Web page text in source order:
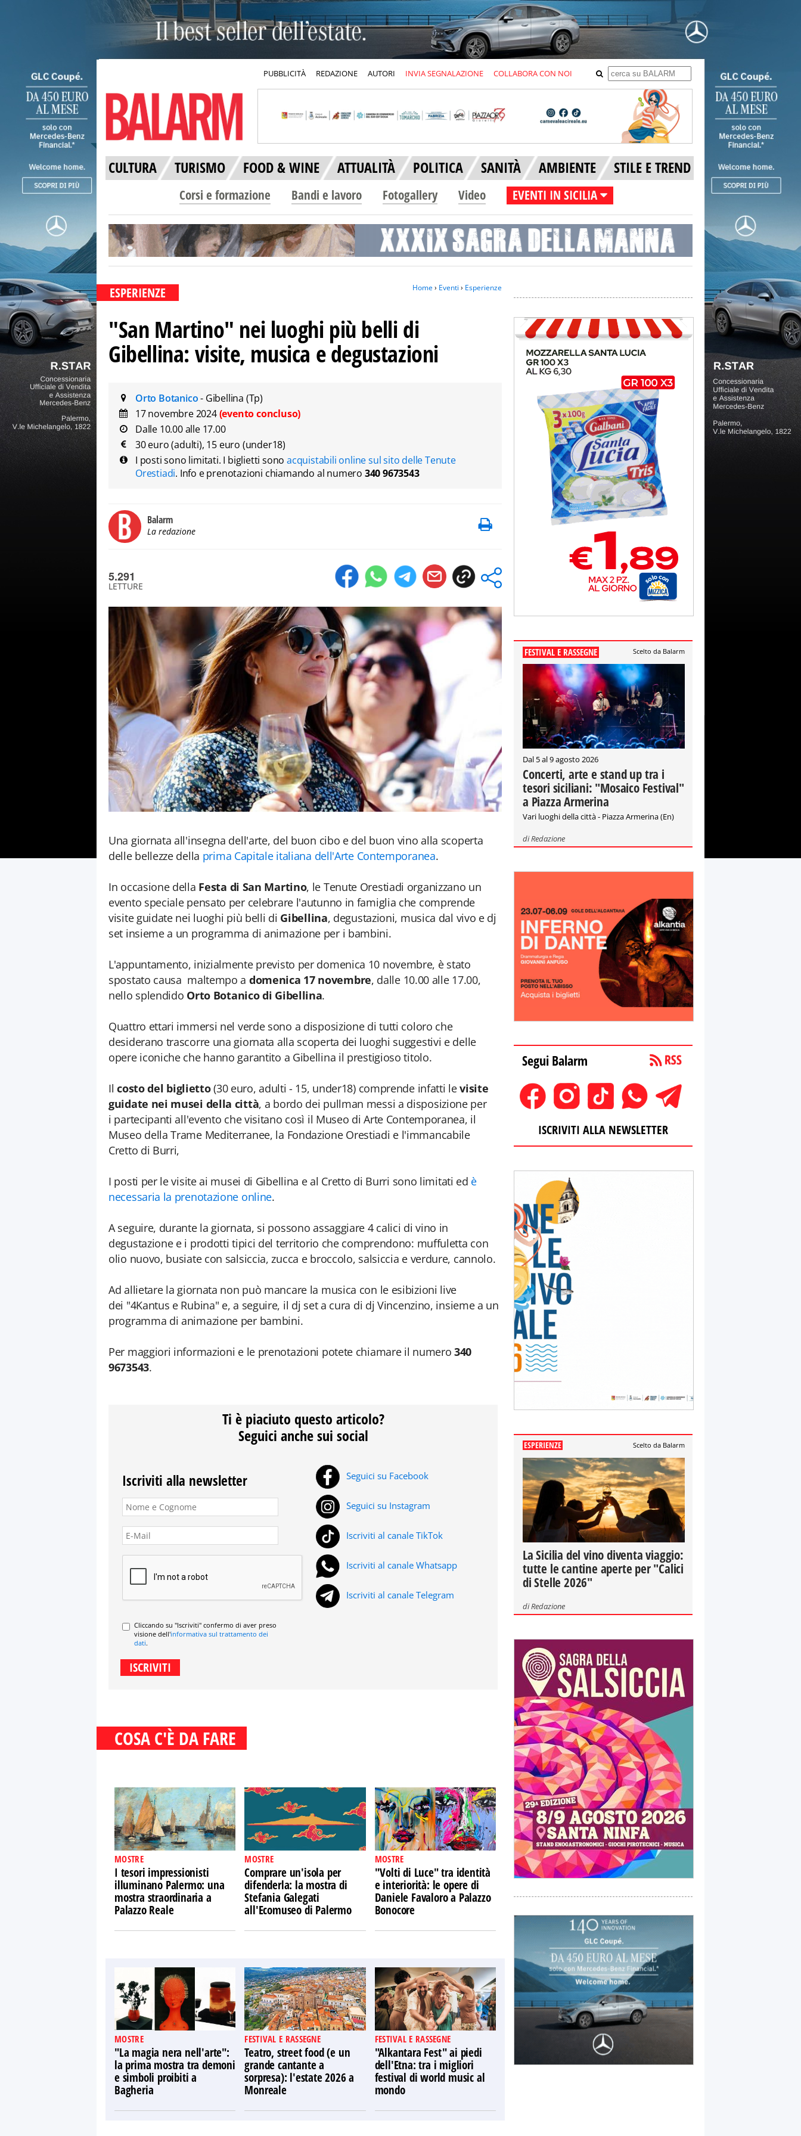
PUBBLICITÀ REDAZIONE AUTORI INVIA SEGNALAZIONE COLLABORA CON NOI
CULTURA TURISMO FOOD & WINE ATTUALITÀ POLITICA SANITÀ AMBIENTE STILE E TREND
Corsi e formazione Bandi e lavoro Fotogallery Video EVENTI IN SICILIA
ESPERIENZE Home› Eventi › Esperienze
"San Martino" nei luoghi più belli di
Gibellina: visite, musica e degustazioni
Orto Botanico- Gibellina (Tp)
17 novembre 2024(evento concluso)
Dalle 10.00 alle 17.00
30 euro (adulti), 15 euro (under18)
I posti sono limitati. I biglietti sonoacquistabili online sul sito delle Tenute
Orestiadi. Info e prenotazioni chiamando al numero 340 9673543
Balarm
La redazione
5.291
LETTURE
Una giornata all'insegna dell'arte, del buon cibo e del buon vino alla scoperta
delle bellezze della prima Capitale italiana dell'Arte Contemporanea.
In occasione della Festa di San Martino, le Tenute Orestiadi organizzano un
evento speciale pensato per celebrare l'autunno in famiglia che comprende
visite guidate nei luoghi più belli di Gibellina, degustazioni, musica dal vivo e dj
set insieme a un programma di animazione per i bambini.
L'appuntamento, inizialmente previsto per domenica 10 novembre, è stato
spostato causa maltempo a domenica 17 novembre, dalle 10.00 alle 17.00,
nello splendido Orto Botanico di Gibellina.
Quattro ettari immersi nel verde sono a disposizione di tutti coloro che
desiderano trascorre una giornata alla scoperta dei luoghi suggestivi e delle
opere iconiche che hanno garantito a Gibellina il prestigioso titolo.
Il costo del biglietto(30 euro, adulti - 15, under18) comprende infatti levisite
guidate nei musei della città, a bordo dei pullman messi a disposizione per
i partecipanti all'evento che visitano così il Museo di Arte Contemporanea, il
Museo della Trame Mediterranee, la Fondazione Orestiadi e l'immancabile
Cretto di Burri,
I posti per le visite ai musei di Gibellina e al Cretto di Burri sono limitati ed è
necessaria la prenotazione online.
A seguire, durante la giornata, si possono assaggiare 4 calici di vino in
degustazione e i prodotti tipici del territorio che comprendono: muffuletta con
olio nuovo, busiate con salsiccia, zucca e broccolo, salsiccia e verdure, cannolo.
Ad allietare la giornata non può mancare la musica con le esibizioni live
dei "4Kantus e Rubina" e, a seguire, il dj set a cura di dj Vincenzino, insieme a un
programma di animazione per bambini.
Per maggiori informazioni e le prenotazioni potete chiamare il numero 340
9673543.
Ti è piaciuto questo articolo?
Seguici anche sui social
Iscriviti alla newsletter
Cliccando su "Iscriviti" confermo di aver preso
visione dell'informativa sul trattamento dei
dati.
Seguici su Facebook
Seguici su Instagram
Iscriviti al canale TikTok
Iscriviti al canale Whatsapp
Iscriviti al canale Telegram
COSA C'È DA FARE
MOSTRE
I tesori impressionisti
illuminano Palermo: una
mostra straordinaria a
Palazzo Reale
MOSTRE
Comprare un'isola per
difenderla: la mostra di
Stefania Galegati
all'Ecomuseo di Palermo
MOSTRE
"Volti di Luce" tra identità
e interiorità: le opere di
Daniele Favaloro a Palazzo
Bonocore
MOSTRE
"La magia nera nell'arte":
la prima mostra tra demoni
e simboli proibiti a
Bagheria
FESTIVAL E RASSEGNE
Teatro, street food (e un
grande cantante a
sorpresa): l'estate 2026 a
Monreale
FESTIVAL E RASSEGNE
"Alkantara Fest" ai piedi
dell'Etna: tra i migliori
festival di world music al
mondo
FESTIVAL E RASSEGNE Scelto da Balarm
Dal 5 al 9 agosto 2026
Concerti, arte e stand up tra i
tesori siciliani: "Mosaico Festival"
a Piazza Armerina
Vari luoghi della città - Piazza Armerina (En)
diRedazione
Segui Balarm
ISCRIVITI ALLA NEWSLETTER
ESPERIENZE Scelto da Balarm
La Sicilia del vino diventa viaggio:
tutte le cantine aperte per "Calici
di Stelle 2026"
diRedazione